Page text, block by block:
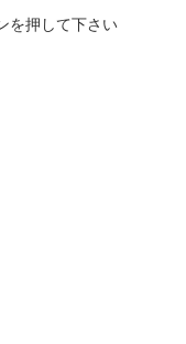
を押して下さい